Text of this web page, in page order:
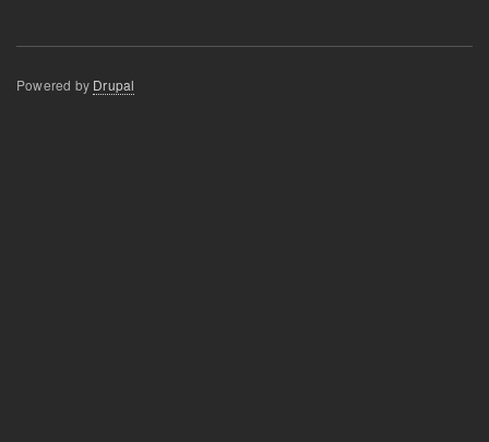
Powered by Drupal